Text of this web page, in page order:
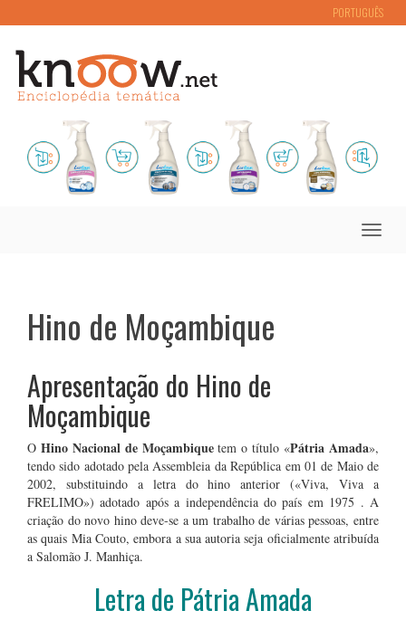
PORTUGUÊS
Toggle
Hino de Moçambique
Apresentação do Hino de
Moçambique
O Hino Nacional de Moçambiquetem o título «Pátria Amada»,
tendo sido adotado pela Assembleia da República em 01 de Maio de
2002, substituindo a letra do hino anterior («Viva, Viva a
FRELIMO») adotado após a independência do país em 1975 . A
criação do novo hino deve-se a um trabalho de várias pessoas, entre
as quais Mia Couto, embora a sua autoria seja oficialmente atribuída
a Salomão J. Manhiça.
Letra de Pátria Amada